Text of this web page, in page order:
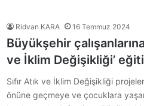
Ridvan KARA 16 Temmuz 2024
Büyükşehir çalışanlarına
ve İklim Değişikliği’
Sıfır Atık ve İklim Değişikliği
önüne geçmeye ve çocuklara